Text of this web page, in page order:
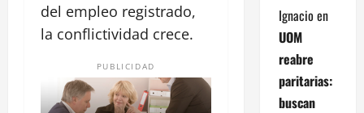
del empleo registrado,
la conflictividad crece.
PUBLICIDAD
Ignacio en
UOM
reabre
paritarias:
buscan